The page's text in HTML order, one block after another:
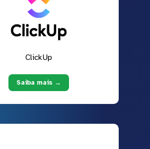
ClickUp
Saiba mais →